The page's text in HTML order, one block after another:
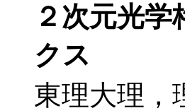
２次元光
クス
東理大理，